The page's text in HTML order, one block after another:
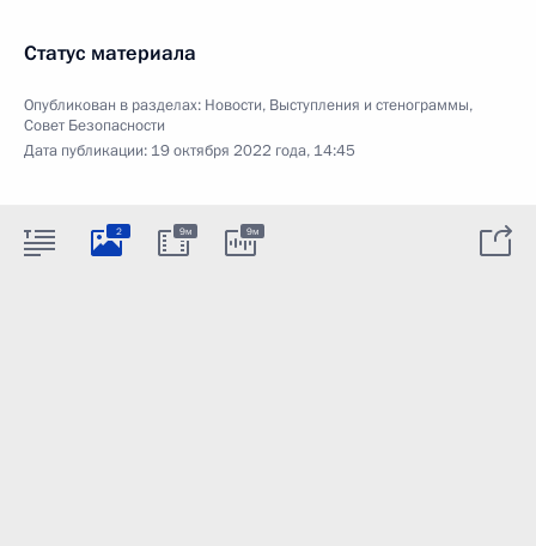
Статус материала
Опубликован в разделах: Новости, Выступления и стенограммы,
Совет Безопасности
Дата публикации: 19 октября 2022 года, 14:45
2 9м 9м